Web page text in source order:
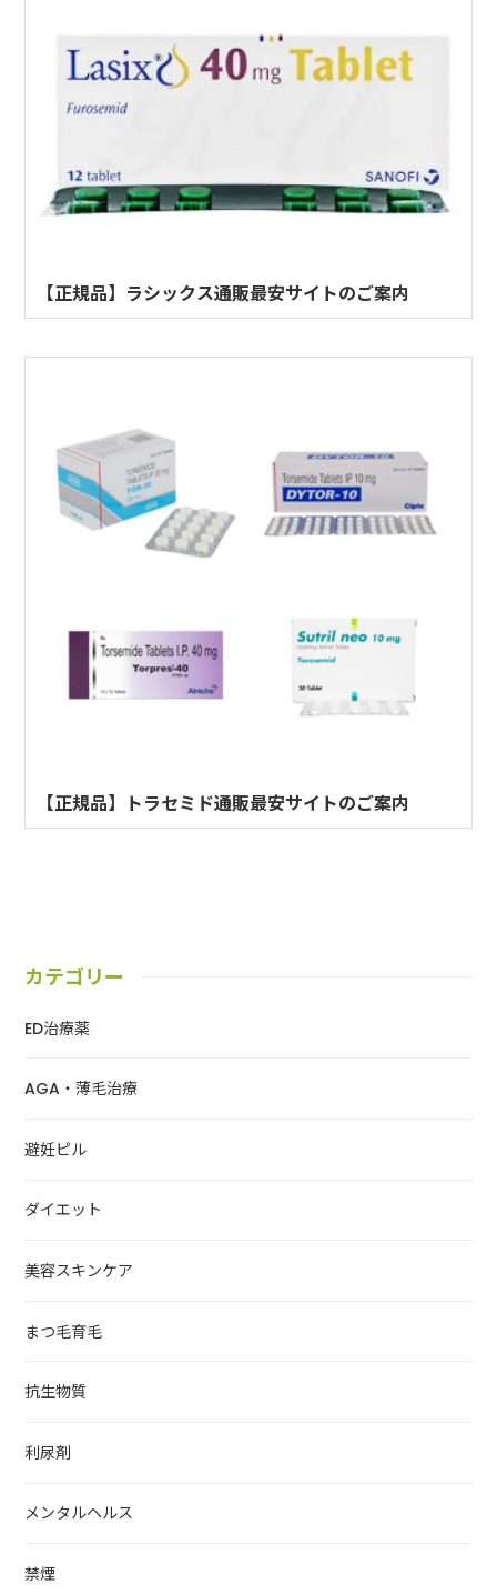
【正規品】ラシックス通販最安サイトのご案内
【正規品】トラセミド通販最安サイトのご案内
カテゴリー
ED治療薬
AGA・薄毛治療
避妊ピル
ダイエット
美容スキンケア
まつ毛育毛
抗生物質
利尿剤
メンタルヘルス
禁煙